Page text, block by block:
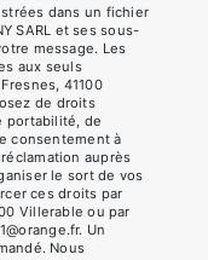
dans un fichier
SARL et ses sous-
message. Les
aux seuls
41100
de droits
portabilité, de
consentement à
auprès
le sort de vos
ces droits par
Villerable ou par
Un
Nous